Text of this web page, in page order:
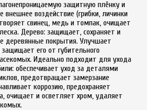
защитную плёнку и
внешнее воздействие (грибки, личинки
свинец, медь и томпак, очищает
Дерево: защищает, сохраняет и
деревянные покрытия. Улучшает
его от губительного
Идеально подходит для ухода
обеспечивает уход за деталями
предотвращает замерзание
коррозию, предохраняет
очищает и осветляет хром, удаляет